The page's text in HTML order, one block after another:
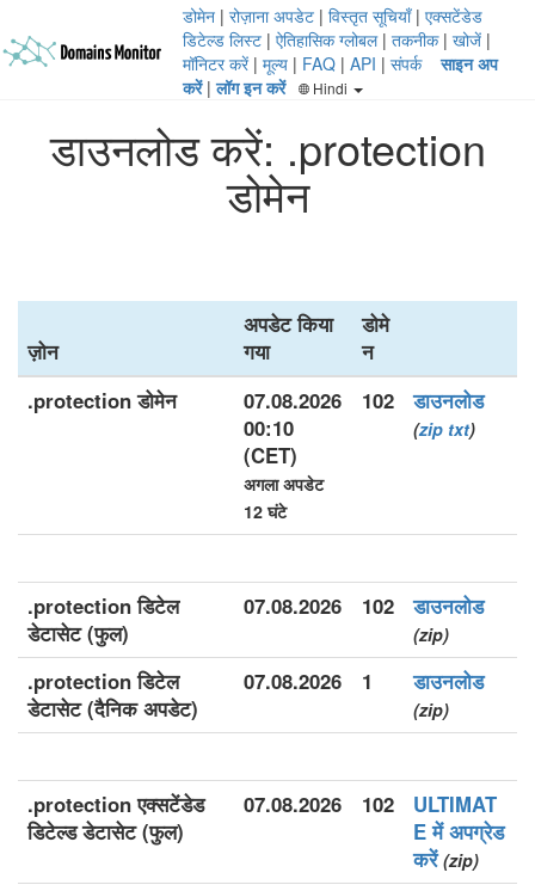
डोमेन | रोज़ाना अपडेट | विस्तृत सूचियाँ| एक्सटेंडेड
डिटेल्ड लिस्ट | ऐतिहासिक ग्लोबल| तकनीक| खोजें |
मॉनिटर करें| मूल्य | FAQ | API | संपर्क
साइन अप
करें|लॉग इन करें Hindi
डाउनलोड करें: .protection
डोमेन
ज़ोन
अपडेट किया
गया
डोमे
न
.protection डोमेन
07.08.2026
00:10
(CET)
अगला अपडेट
12 घंटे
102 डाउनलोड
(zip txt)
.protection डिटेल
डेटासेट (फुल)
07.08.2026 102 डाउनलोड
(zip)
.protection डिटेल
डेटासेट (दैनिक अपडेट)
07.08.2026 1 डाउनलोड
(zip)
.protection एक्सटेंडेड
डिटेल्ड डेटासेट (फुल)
07.08.2026 102
ULTIMAT
E में अपग्रेड
करें (zip)